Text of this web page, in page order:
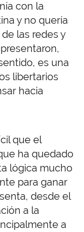
con la
y no quería
las redes y
es una
libertarios
hacia
que el
ha quedado
lógica mucho
para ganar
desde el
a la
a